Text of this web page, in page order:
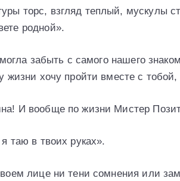
торс, взгляд теплый, мускулы
родной».
могла забыть с самого нашего
жизни хочу пройти вместе с тобой,
И вообще по жизни Мистер
таю в твоих руках».
лице ни тени сомнения или